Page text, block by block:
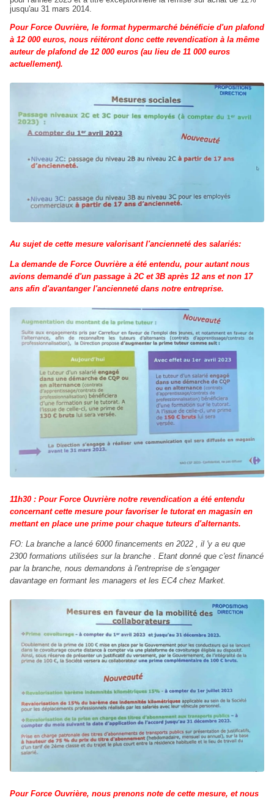
jusqu'au 31 mars 2014.
Pour Force Ouvrière, le format hypermarché bénéficie d'un plafond
à 12 000 euros, nous réitéront donc cette revendication à la même
auteur de plafond de 12 000 euros (au lieu de 11 000 euros
actuellement).
Au sujet de cette mesure valorisant l'ancienneté des salariés:
La demande de Force Ouvrière a été entendu, pour autant nous
avions demandé d'un passage à 2C et 3B après 12 ans et non 17
ans afin d'avantanger l'ancienneté dans notre entreprise.
11h30 : Pour Force Ouvrière notre revendication a été entendu
concernant cette mesure pour favoriser le tutorat en magasin en
mettant en place une prime pour chaque tuteurs d'alternants.
FO: La branche a lancé 6000 financements en 2022 , il 'y a eu que
2300 formations utilisées sur la branche . Etant donné que c'est financé
par la branche, nous demandons à l'entreprise de s'engager
davantage en formant les managers et les EC4 chez Market.
Pour Force Ouvrière, nous prenons note de cette mesure, et nous